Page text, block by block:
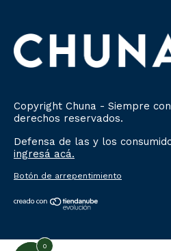
Copyright Chuna - Siempre
derechos reservados.
Defensa de las y los
ingresá acá.
Botón de arrepentimiento
0
0